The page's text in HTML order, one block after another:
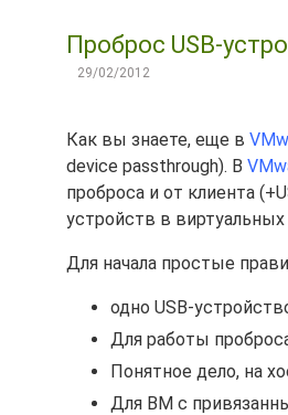
Проброс USB-
29/02/2012
Как вы знаете, еще в
device passthrough). В
проброса и от клиента
устройств в
Для начала простые
одно USB-
Для работы
Понятное дело, на
Для ВМ с